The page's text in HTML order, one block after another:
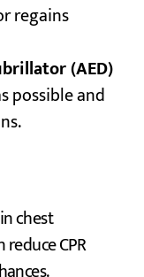
regains
(AED)
possible and
in chest
CPR